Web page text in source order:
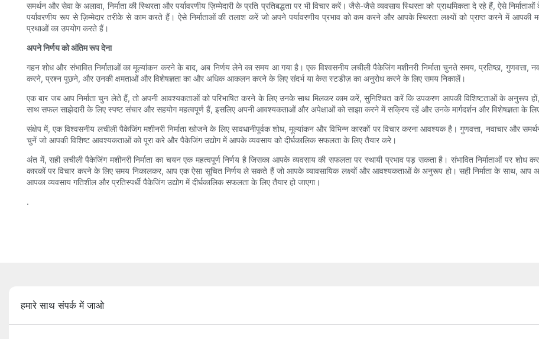
समर्थन और सेवा के अलावा, निर्माता की स्थिरता और पर्यावरणीय ज़िम्मेदारी के प्रति प्रतिबद्धता पर भी विचार करें। जैसे-जैसे व्यवसाय स्थिरता को प्राथमिकता दे रहे हैं, ऐसे
पर्यावरणीय रूप से ज़िम्मेदार तरीके से काम करते हैं। ऐसे निर्माताओं की तलाश करें जो अपने पर्यावरणीय प्रभाव को कम करने और आपके स्थिरता लक्ष्यों को प्राप्त करने में
प्रथाओं का उपयोग करते हैं।
अपने निर्णय को अंतिम रूप देना
गहन शोध और संभावित निर्माताओं का मूल्यांकन करने के बाद, अब निर्णय लेने का समय आ गया है। एक विश्वसनीय लचीली पैकेजिंग मशीनरी निर्माता चुनते समय, प्रतिष्ठा, गुणवत्ता,
करने, प्रश्न पूछने, और उनकी क्षमताओं और विशेषज्ञता का और अधिक आकलन करने के लिए संदर्भ या केस स्टडीज़ का अनुरोध करने के लिए समय निकालें।
एक बार जब आप निर्माता चुन लेते हैं, तो अपनी आवश्यकताओं को परिभाषित करने के लिए उनके साथ मिलकर काम करें, सुनिश्चित करें कि उपकरण आपकी विशिष्टताओं के अनुरूप
साथ सफल साझेदारी के लिए स्पष्ट संचार और सहयोग महत्वपूर्ण हैं, इसलिए अपनी आवश्यकताओं और अपेक्षाओं को साझा करने में सक्रिय रहें और उनके मार्गदर्शन और विशेषज्ञता के
संक्षेप में, एक विश्वसनीय लचीली पैकेजिंग मशीनरी निर्माता खोजने के लिए सावधानीपूर्वक शोध, मूल्यांकन और विभिन्न कारकों पर विचार करना आवश्यक है। गुणवत्ता, नवाचार और
चुनें जो आपकी विशिष्ट आवश्यकताओं को पूरा करे और पैकेजिंग उद्योग में आपके व्यवसाय को दीर्घकालिक सफलता के लिए तैयार करे।
अंत में, सही लचीली पैकेजिंग मशीनरी निर्माता का चयन एक महत्वपूर्ण निर्णय है जिसका आपके व्यवसाय की सफलता पर स्थायी प्रभाव पड़ सकता है। संभावित निर्माताओं पर
कारकों पर विचार करने के लिए समय निकालकर, आप एक ऐसा सूचित निर्णय ले सकते हैं जो आपके व्यावसायिक लक्ष्यों और आवश्यकताओं के अनुरूप हो। सही निर्माता के साथ, आप
आपका व्यवसाय गतिशील और प्रतिस्पर्धी पैकेजिंग उद्योग में दीर्घकालिक सफलता के लिए तैयार हो जाएगा।
.
हमारे साथ संपर्क में जाओ